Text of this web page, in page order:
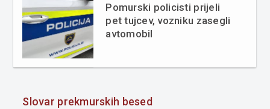
Pomurski policisti prijeli
pet tujcev, vozniku zasegli
avtomobil
Slovar prekmurskih besed